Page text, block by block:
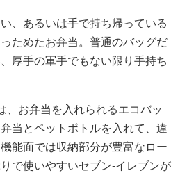
、あるいは手で持ち帰っている
ためたお弁当。普通のバッグだ
厚手の軍手でもない限り手持ち
お弁当を入れられるエコバッ
当とペットボトルを入れて、違
能面では収納部分が豊富なロー
で使いやすいセブン-イレブンが